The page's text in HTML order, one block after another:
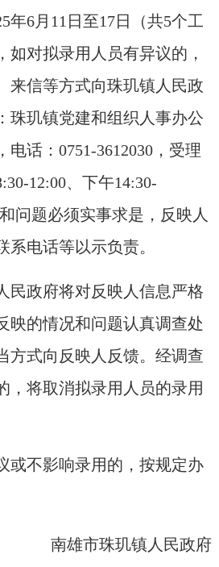
6月11日至17日（共5个工
如对拟录用人员有异议的，
来信等方式向珠玑镇人民政
珠玑镇党建和组织人事办公
电话：0751-3612030，受理
12:00、下午14:30-
问题必须实事求是，反映人
电话等以示负责。
政府将对反映人信息严格
映的情况和问题认真调查处
方式向反映人反馈。经调查
，将取消拟录用人员的录用
不影响录用的，按规定办
南雄市珠玑镇人民政府